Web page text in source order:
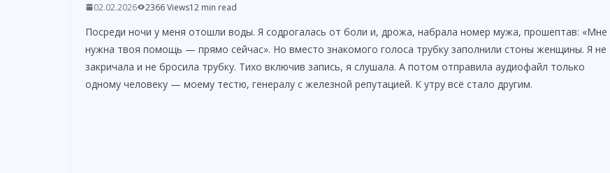
02.02.2026 2366 Views12 min read
Посреди ночи у меня отошли воды. Я содрогалась от боли и, дрожа, набрала номер мужа, прошептав: «Мне
нужна твоя помощь — прямо сейчас». Но вместо знакомого голоса трубку заполнили стоны женщины. Я не
закричала и не бросила трубку. Тихо включив запись, я слушала. А потом отправила аудиофайл только
одному человеку — моему тестю, генералу с железной репутацией. К утру всё стало другим.